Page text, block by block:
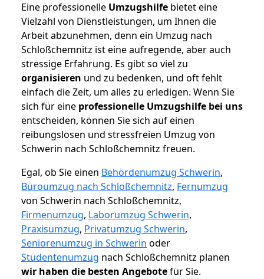
Eine professionelle Umzugshilfe bietet eine
Vielzahl von Dienstleistungen, um Ihnen die
Arbeit abzunehmen, denn ein Umzug nach
Schloßchemnitz ist eine aufregende, aber auch
stressige Erfahrung. Es gibt so viel zu
organisieren und zu bedenken, und oft fehlt
einfach die Zeit, um alles zu erledigen. Wenn Sie
sich für eine professionelle Umzugshilfe bei uns
entscheiden, können Sie sich auf einen
reibungslosen und stressfreien Umzug von
Schwerin nach Schloßchemnitz freuen.
Egal, ob Sie einen Behördenumzug Schwerin,
Büroumzug nach Schloßchemnitz, Fernumzug
von Schwerin nach Schloßchemnitz,
Firmenumzug, Laborumzug Schwerin,
Praxisumzug, Privatumzug Schwerin,
Seniorenumzug in Schwerin oder
Studentenumzug nach Schloßchemnitz planen
wir haben die besten Angebotefür Sie.